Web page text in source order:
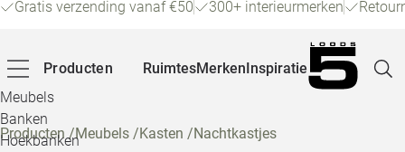
Gratis verzending vanaf €50 300+ interieurmerken
Producten
Meubels
Banken
Hoekbanken
RuimtesMerkenInspiratie
Producten/Meubels /Kasten /Nachtkastjes